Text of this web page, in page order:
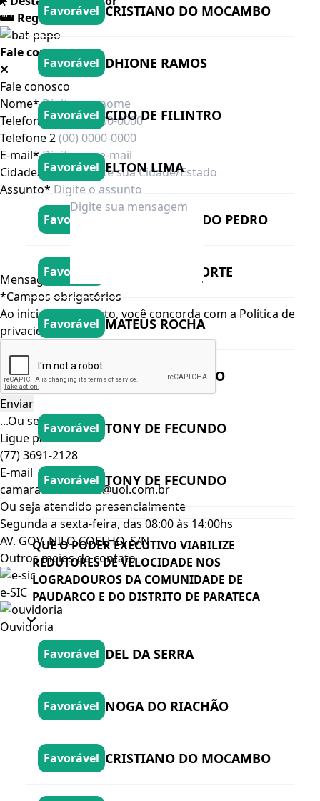
Regua guia
Fale conosco
Fale conosco
Nome*
Telefone 1*
Telefone 2
E-mail*
Cidade/Estado
Assunto*
Mensagem*
*Campos obrigatórios
Ao iniciar um contato, você concorda com a Política de
privacidade
...Ou se preferir
Ligue para nós
(77) 3691-2128
E-mail
camarademalhada@uol.com.br
Ou seja atendido presencialmente
Segunda a sexta-feira, das 08:00 às 14:00hs
AV. GOV. NILO COELHO, S/N
Outros meios de contato
e-SIC
Ouvidoria
Favorável CRISTIANO DO MOCAMBO
Favorável DHIONE RAMOS
Favorável CIDO DE FILINTRO
Favorável ELTON LIMA
Favorável LULA DE GERALDO PEDRO
Favorável MARINA BOA SORTE
Favorável MATEUS ROCHA
Favorável RAFA ENFERMEIRO
Favorável TONY DE FECUNDO
Favorável TONY DE FECUNDO
QUE O PODER EXECUTIVO VIABILIZE
REDUTORES DE VELOCIDADE NOS
LOGRADOUROS DA COMUNIDADE DE
PAUDARCO E DO DISTRITO DE PARATECA
Favorável DEL DA SERRA
Favorável NOGA DO RIACHÃO
Favorável CRISTIANO DO MOCAMBO